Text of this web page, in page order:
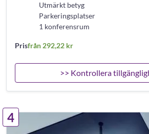
Utmärkt betyg
Parkeringsplatser
1 konferensrum
Prisfrån 292,22 kr
>> Kontrollera
4